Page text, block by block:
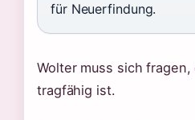
für Neuerfindung.
Wolter muss sich
tragfähig ist.